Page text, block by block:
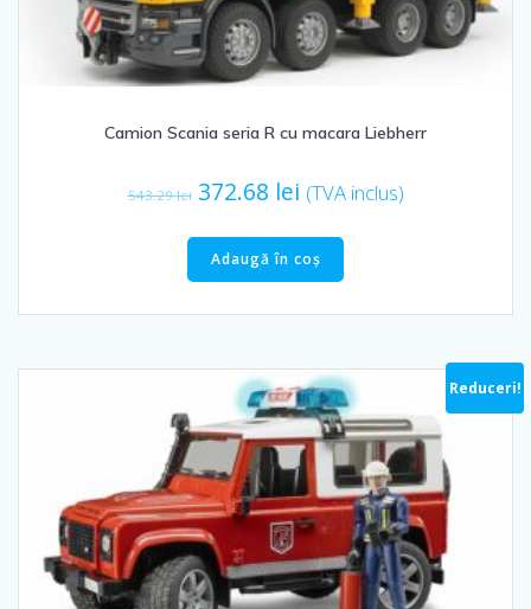
Camion Scania seria R cu macara Liebherr
543.29lei Prețul
fost:
543.29 lei.
372.68 leiPrețul
este:
372.68 lei.
(TVA inclus)
Adaugă în coș
Reduceri!